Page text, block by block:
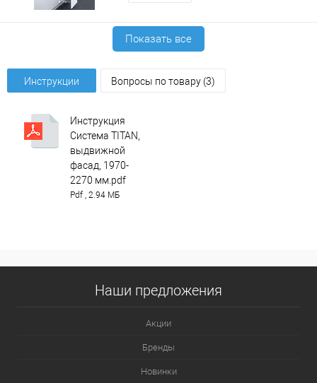
Показать все
Инструкции Вопросы по товару (3)
Инструкция
Система TITAN,
выдвижной
фасад, 1970-
2270 мм.pdf
Pdf , 2.94 МБ
Наши предложения
Акции
Бренды
Новинки